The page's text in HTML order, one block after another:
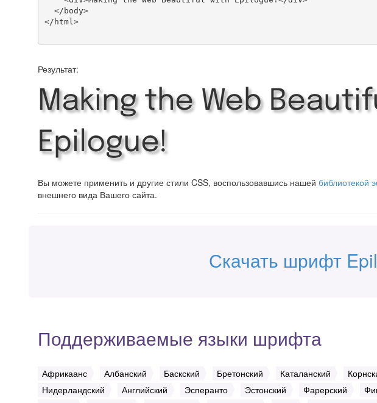
</html>
Результат:
Making the Web
Epilogue!
Вы можете применить и другие стили CSS, воспользовавшись нашей библиотекой
внешнего вида Вашего сайта.
Скачать шрифт
Поддерживаемые языки шрифта
Африкаанс Албанский Баскский Бретонский Каталанский
Нидерландский
Английский Эсперанто Эстонский Фарерский